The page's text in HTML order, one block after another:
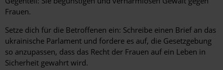
Frauen.
Setze dich für die Betroffenen ein: Schreibe einen Brief an das
ukrainische Parlament und fordere es auf, die Gesetzgebung
so anzupassen, dass das Recht der Frauen auf ein Leben in
Sicherheit gewahrt wird.